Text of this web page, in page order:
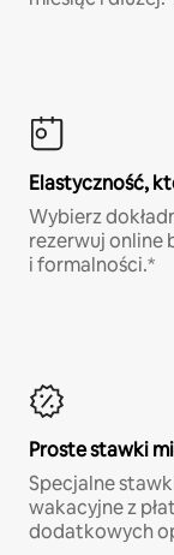
Elastyczność,
Wybierz
rezerwuj online
i formalności.*
Proste stawki
Specjalne
wakacyjne z
dodatkowych